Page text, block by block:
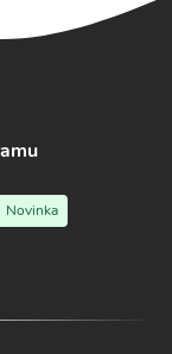
Novinka